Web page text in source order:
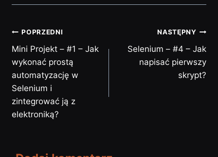
POPRZEDNI
Mini Projekt – #1 – Jak
wykonać prostą
automatyzację w
Selenium i
zintegrować ją z
elektroniką?
NASTĘPNY
Selenium – #4 – Jak
napisać pierwszy
skrypt?